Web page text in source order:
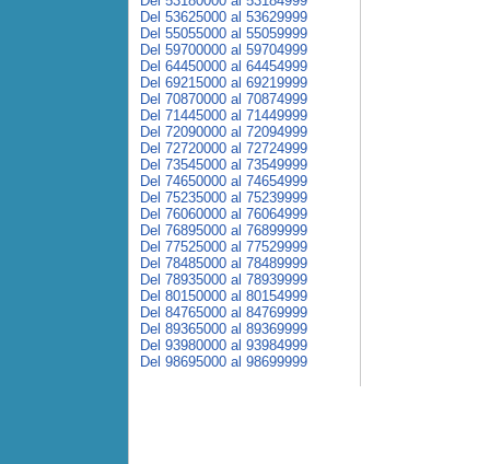
Del 53625000 al 53629999
Del 55055000 al 55059999
Del 59700000 al 59704999
Del 64450000 al 64454999
Del 69215000 al 69219999
Del 70870000 al 70874999
Del 71445000 al 71449999
Del 72090000 al 72094999
Del 72720000 al 72724999
Del 73545000 al 73549999
Del 74650000 al 74654999
Del 75235000 al 75239999
Del 76060000 al 76064999
Del 76895000 al 76899999
Del 77525000 al 77529999
Del 78485000 al 78489999
Del 78935000 al 78939999
Del 80150000 al 80154999
Del 84765000 al 84769999
Del 89365000 al 89369999
Del 93980000 al 93984999
Del 98695000 al 98699999